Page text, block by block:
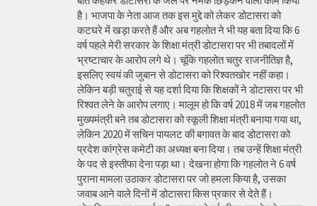
है। भाजपा के नेता आज तक इस मुद्दे को लेकर डोटासरा को
कटघरे में खड़ा करते हैं और अब गहलोत ने भी यह बता दिया कि 6
वर्ष पहले मेरी सरकार के शिक्षा मंत्री डोटासरा पर भी तबादलों में
भ्रष्टाचार के आरोप लगे थे। चूंकि गहलोत चतुर राजनीतिज्ञ है,
इसलिए स्वयं की जुबान से डोटासरा को रिश्वतखोर नहीं कहा।
लेकिन बड़ी चतुराई से यह दर्शा दिया कि शिक्षकों ने डोटासरा पर भी
रिश्वत लेने के आरोप लगाए। मालूम हो कि वर्ष 2018 में जब गहलोत
मुख्यमंत्री बने तब डोटासरा को स्कूली शिक्षा मंत्री बनाया गया था,
लेकिन 2020 में सचिन पायलट की बगावत के बाद डोटासरा को
प्रदेश कांग्रेस कमेटी का अध्यक्ष बना दिया। तब उन्हें शिक्षा मंत्री
के पद से इस्तीफा देना पड़ा था। देखना होगा कि गहलोत ने 6 वर्ष
पुराना मामला उठाकर डोटासरा पर जो हमला किया है, उसका
जवाब आने वाले दिनों में डोटासरा किस प्रकार से देते हैं।